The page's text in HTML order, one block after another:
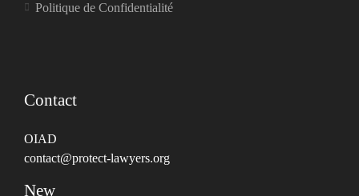
Politique de Confidentialité
Contact
OIAD
contact@protect-lawyers.org
New